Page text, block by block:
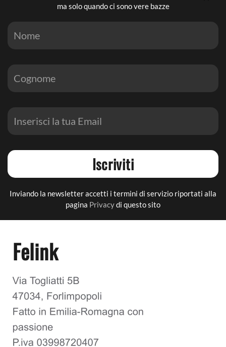
ma solo quando ci sono vere bazze
Iscriviti
Inviando la newsletter accetti i termini di servizio riportati alla
pagina Privacydi questo sito
Felink